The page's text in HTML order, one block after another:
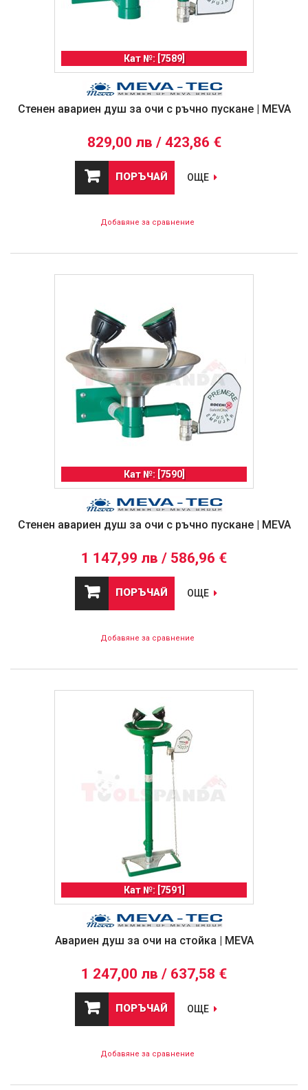
Кат №: [7589]
Стенен авариен душ за очи с ръчно пускане | MEVA
829,00 лв / 423,86 €
ПОРЪЧАЙ ОЩЕ
Добавяне за сравнение
Кат №: [7590]
Стенен авариен душ за очи с ръчно пускане | MEVA
1 147,99 лв / 586,96 €
ПОРЪЧАЙ ОЩЕ
Добавяне за сравнение
Кат №: [7591]
Авариен душ за очи на стойка | MEVA
1 247,00 лв / 637,58 €
ПОРЪЧАЙ ОЩЕ
Добавяне за сравнение